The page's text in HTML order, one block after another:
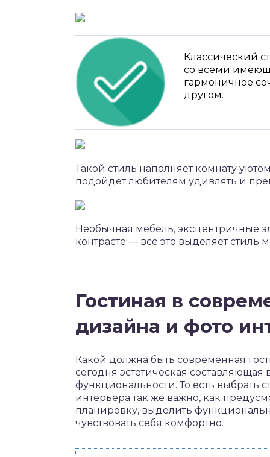
Классический
со всеми
гармоничное
другом.
Такой стиль наполняет комнату
подойдет любителям удивлять и
Необычная мебель, эксцентричные
контрасте — все это выделяет стиль
Гостиная в
дизайна и фото
Какой должна быть современная
сегодня эстетическая составляющая
функциональности. То есть выбрать
интерьера так же важно, как
планировку, выделить
чувствовать себя комфортно.